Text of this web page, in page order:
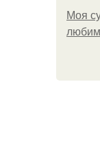
Моя